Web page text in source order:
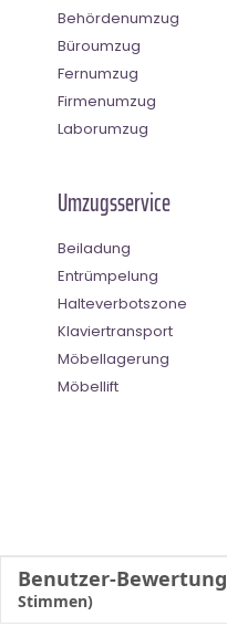
Behördenumzug
Büroumzug
Fernumzug
Firmenumzug
Laborumzug
Umzugsservice
Beiladung
Entrümpelung
Halteverbotszone
Klaviertransport
Möbellagerung
Möbellift
Benutzer-Bewertung
Stimmen)